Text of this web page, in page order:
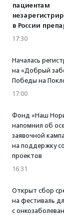
пациентам
в России
17:30
Началась
на «Добрый
Победы на
17:00
Фонд «Наш
напомнил об
заявочной
на поддержку
проектов
16:31
Открыт сбор
на фестиваль
с